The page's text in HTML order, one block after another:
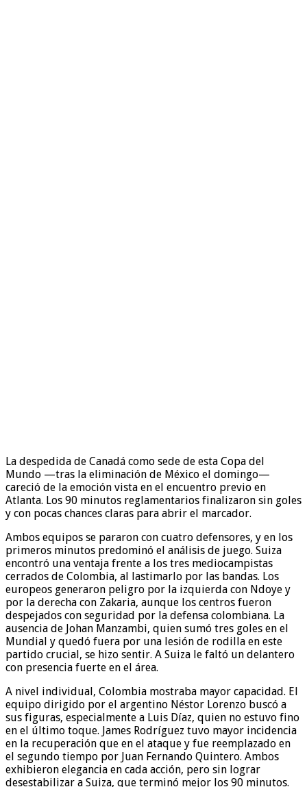
La despedida de Canadá como sede de esta Copa del
Mundo —tras la eliminación de México el domingo—
careció de la emoción vista en el encuentro previo en
Atlanta. Los 90 minutos reglamentarios finalizaron sin goles
y con pocas chances claras para abrir el marcador.
Ambos equipos se pararon con cuatro defensores, y en los
primeros minutos predominó el análisis de juego. Suiza
encontró una ventaja frente a los tres mediocampistas
cerrados de Colombia, al lastimarlo por las bandas. Los
europeos generaron peligro por la izquierda con Ndoye y
por la derecha con Zakaria, aunque los centros fueron
despejados con seguridad por la defensa colombiana. La
ausencia de Johan Manzambi, quien sumó tres goles en el
Mundial y quedó fuera por una lesión de rodilla en este
partido crucial, se hizo sentir. A Suiza le faltó un delantero
con presencia fuerte en el área.
A nivel individual, Colombia mostraba mayor capacidad. El
equipo dirigido por el argentino Néstor Lorenzo buscó a
sus figuras, especialmente a Luis Díaz, quien no estuvo fino
en el último toque. James Rodríguez tuvo mayor incidencia
en la recuperación que en el ataque y fue reemplazado en
el segundo tiempo por Juan Fernando Quintero. Ambos
exhibieron elegancia en cada acción, pero sin lograr
desestabilizar a Suiza, que terminó mejor los 90 minutos.